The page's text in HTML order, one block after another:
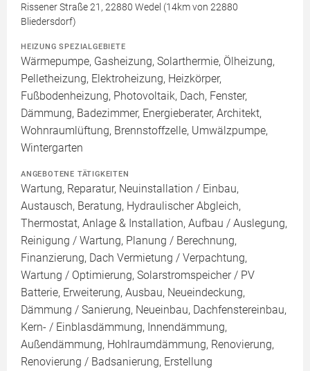
Rissener Straße 21, 22880 Wedel (14km von 22880
Bliedersdorf)
HEIZUNG SPEZIALGEBIETE
Wärmepumpe, Gasheizung, Solarthermie, Ölheizung,
Pelletheizung, Elektroheizung, Heizkörper,
Fußbodenheizung, Photovoltaik, Dach, Fenster,
Dämmung, Badezimmer, Energieberater, Architekt,
Wohnraumlüftung, Brennstoffzelle, Umwälzpumpe,
Wintergarten
ANGEBOTENE TÄTIGKEITEN
Wartung, Reparatur, Neuinstallation / Einbau,
Austausch, Beratung, Hydraulischer Abgleich,
Thermostat, Anlage & Installation, Aufbau / Auslegung,
Reinigung / Wartung, Planung / Berechnung,
Finanzierung, Dach Vermietung / Verpachtung,
Wartung / Optimierung, Solarstromspeicher / PV
Batterie, Erweiterung, Ausbau, Neueindeckung,
Dämmung / Sanierung, Neueinbau, Dachfenstereinbau,
Kern- / Einblasdämmung, Innendämmung,
Außendämmung, Hohlraumdämmung, Renovierung,
Renovierung / Badsanierung, Erstellung